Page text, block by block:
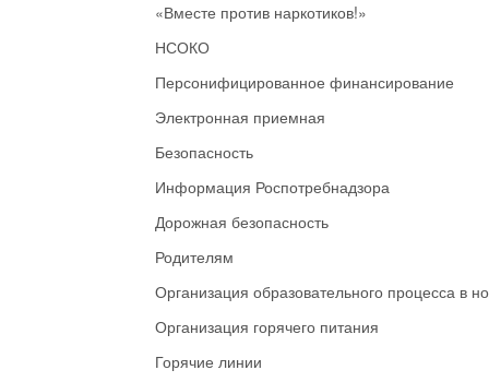
«Вместе против наркотиков!»
НСОКО
Персонифицированное финансирование
Электронная приемная
Безопасность
Информация Роспотребнадзора
Дорожная безопасность
Родителям
Организация образовательного процесса в
Организация горячего питания
Горячие линии